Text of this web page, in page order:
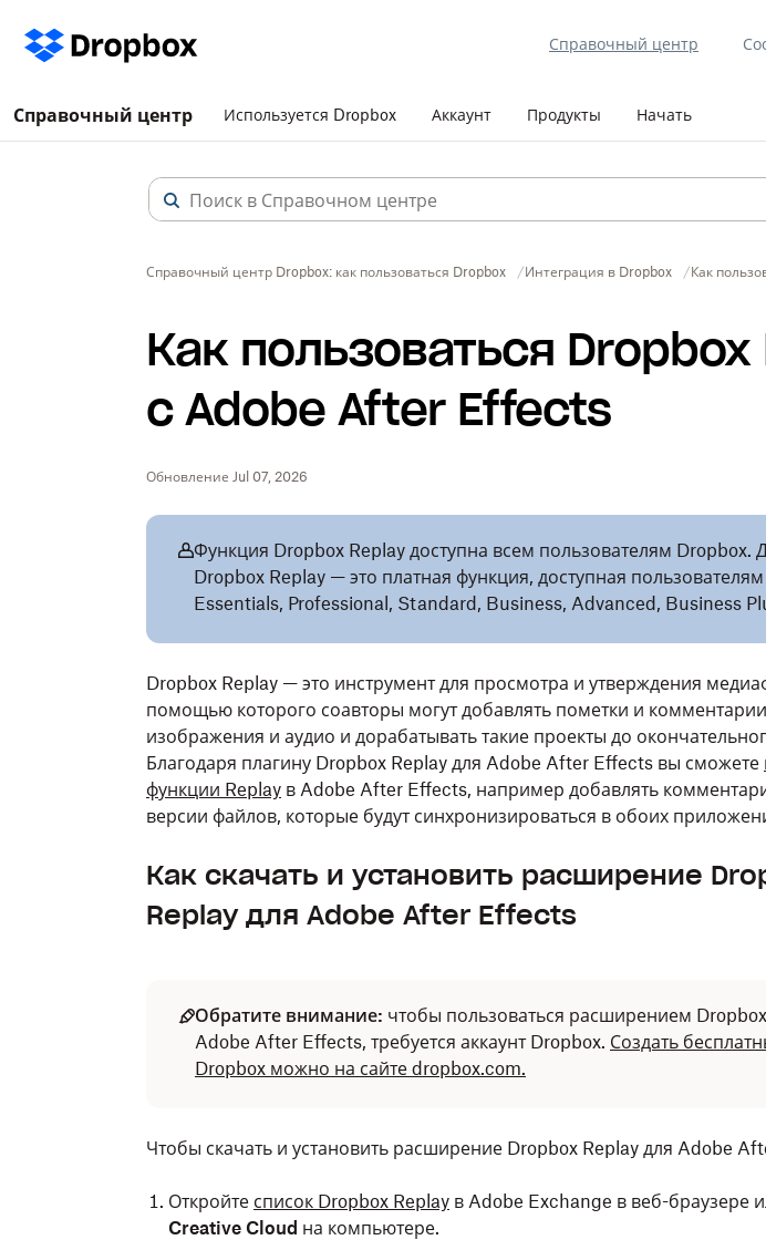
Справочный центр
Справочный центр Используется Dropbox Аккаунт Продукты Начать
Справочный центр Dropbox: как пользоваться Dropbox Интеграция в Dropbox Как
Как пользоваться Dropbox
с Adobe After Effects
Обновление Jul 07, 2026
Функция Dropbox Replay доступна всем пользователям Dropbox.
Dropbox Replay — это платная функция, доступная
Essentials, Professional, Standard, Business, Advanced, Business
Dropbox Replay — это инструмент для просмотра и утверждения
помощью которого соавторы могут добавлять пометки и
изображения и аудио и дорабатывать такие проекты до
Благодаря плагину Dropbox Replay для Adobe After Effects вы сможете
функции Replay в Adobe After Effects, например добавлять
версии файлов, которые будут синхронизироваться в обоих
Как скачать и установить расширение
Replay для Adobe After Effects
Обратите внимание: чтобы пользоваться расширением
Adobe After Effects, требуется аккаунт Dropbox. Создать
Dropbox можно на сайте dropbox.com.
Чтобы скачать и установить расширение Dropbox Replay для Adobe
Откройте список Dropbox Replay в Adobe Exchange в веб-браузере
Creative Cloud на компьютере.